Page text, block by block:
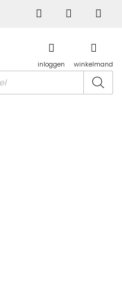
inloggen winkelmand